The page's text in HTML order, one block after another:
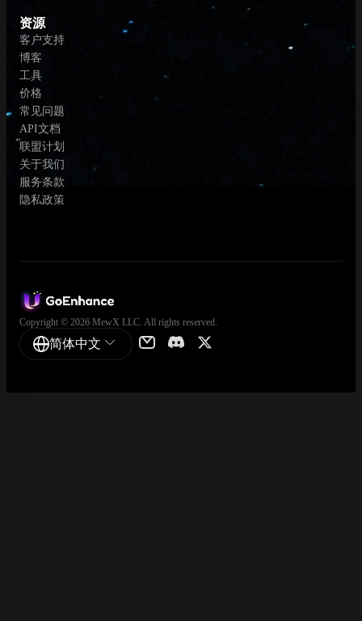
资源
客户支持
博客
工具
价格
常见问题
API文档
联盟计划
关于我们
服务条款
隐私政策
Copyright © 2026 MewX LLC. All rights reserved.
简体中文